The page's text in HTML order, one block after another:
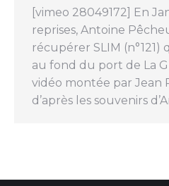
[vimeo 28049172] En
reprises, Antoine
récupérer SLIM (n°121)
au fond du port de La
vidéo montée par Jean
d’après les souvenirs